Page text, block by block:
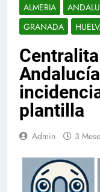
ALMERIA
GRANADA
plantilla
Admin 3